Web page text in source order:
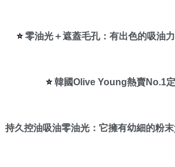
⭐️ 零油光＋遮蓋毛孔：有出色的吸油
⭐️ 韓國Olive Young熱賣No.1
持久控油吸油零油光：它擁有幼細的粉